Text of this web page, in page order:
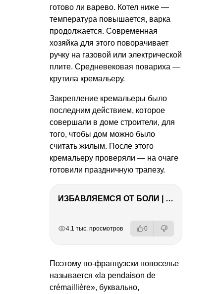
готово ли варево. Котел ниже —
температура повышается, варка
продолжается. Современная
хозяйка для этого поворачивает
ручку на газовой или электрической
плите. Средневековая повариха —
крутила кремальеру.
Закрепление кремальеры было
последним действием, которое
совершали в доме строители, для
того, чтобы дом можно было
считать жилым. После этого
кремальеру проверяли — на очаге
готовили праздничную трапезу.
ИЗБАВЛЯЕМСЯ ОТ БОЛИ | Важность режима и питания
4.1 тыс. просмотров 0
Поэтому по-французски новоселье
называется «la pendaison de
crémaillière», буквально,